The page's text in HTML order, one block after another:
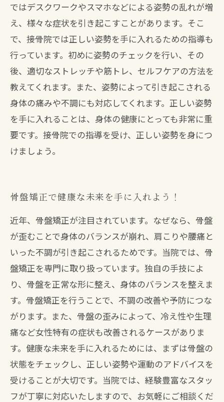
ではデスクワークやスマホなどによる姿勢の乱れが増
え、様々な症状を引き起こすことがあります。そこ
で、接骨院では正しい姿勢を手に入れるための指導も
行っています。初めに姿勢のチェックを行い、その
後、適切なストレッチや筋トレ、セルフケアの方法を
教えてくれます。また、姿勢によって引き起こされる
身体の痛みや不調にも対応してくれます。正しい姿勢
を手に入れることは、身体の健康にとっても非常に重
要です。接骨院での指導を受け、正しい姿勢を身につ
けましょう。
骨盤矯正で健康な未来を手に入れよう！
近年、骨盤矯正が注目されています。なぜなら、骨盤
が歪むことで身体のバランスが崩れ、肩こりや腰痛と
いった不調が引き起こされるためです。当院では、骨
盤矯正を専門に取り扱っています。独自の手技によ
り、骨盤を正常な形に整え、身体のバランスを整えま
す。骨盤矯正を行うことで、不調の改善や予防につな
がります。また、骨盤の歪みによって、冷え性や生理
痛など女性特有の症状も改善されるケースがありま
す。健康な未来を手に入れるためには、まずは骨盤の
状態をチェックし、正しい姿勢や運動のアドバイスを
受けることが大切です。当院では、経験豊富なスタッ
フが丁寧に対応いたしますので、お気軽にご相談くだ